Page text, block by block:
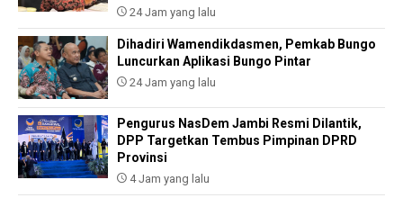
24 Jam yang lalu
Dihadiri Wamendikdasmen, Pemkab Bungo
Luncurkan Aplikasi Bungo Pintar
24 Jam yang lalu
Pengurus NasDem Jambi Resmi Dilantik,
DPP Targetkan Tembus Pimpinan DPRD
Provinsi
4 Jam yang lalu